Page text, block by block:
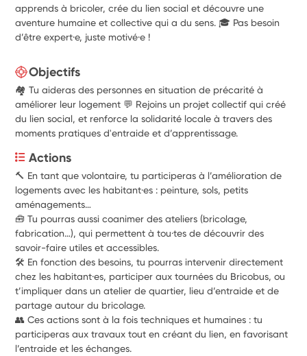
apprends à bricoler, crée du lien social et découvre une
aventure humaine et collective qui a du sens. 🎓 Pas besoin
d’être expert·e, juste motivé·e !
Objectifs
🏘️ Tu aideras des personnes en situation de précarité à
améliorer leur logement 💬 Rejoins un projet collectif qui créé
du lien social, et renforce la solidarité locale à travers des
moments pratiques d'entraide et d’apprentissage.
Actions
🔨 En tant que volontaire, tu participeras à l’amélioration de
logements avec les habitant·es : peinture, sols, petits
aménagements…
🧰 Tu pourras aussi coanimer des ateliers (bricolage,
fabrication…), qui permettent à tou·tes de découvrir des
savoir-faire utiles et accessibles.
🛠️ En fonction des besoins, tu pourras intervenir directement
chez les habitant·es, participer aux tournées du Bricobus, ou
t’impliquer dans un atelier de quartier, lieu d’entraide et de
partage autour du bricolage.
👥 Ces actions sont à la fois techniques et humaines : tu
participeras aux travaux tout en créant du lien, en favorisant
l’entraide et les échanges.